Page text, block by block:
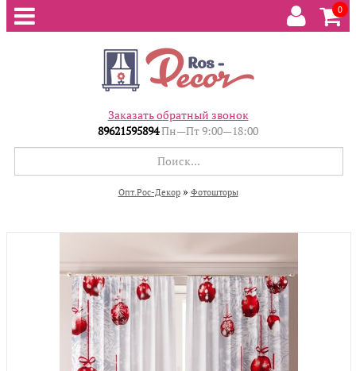
0
Заказать обратный звонок
89621595894Пн—Пт 9:00—18:00
Опт.Рос-Декор » Фотошторы